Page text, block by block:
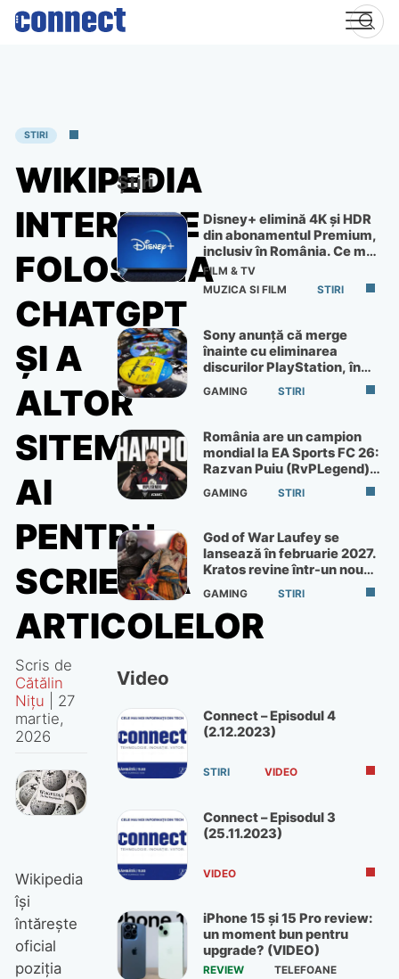
Skip
STIRI
WIKIPEDIA
INTERZICE
FOLOSIREA
CHATGPT
ȘI A
ALTOR
SITEME
AI
PENTRU
SCRIEREA
ARTICOLELOR
Scris de
Cătălin
Nițu
27
martie,
2026
Wikipedia
își
întărește
oficial
poziția
Știri
Disney+ elimină 4K și HDR
din abonamentul Premium,
inclusiv în România. Ce mai
primești de 60 lei pe lună
FILM & TV
MUZICA SI FILM
STIRI
Sony anunță că merge
înainte cu eliminarea
discurilor PlayStation, în
ciuda protestelor
GAMING STIRI
România are un campion
mondial la EA Sports FC 26:
Razvan Puiu (RvPLegend)
câștigă turneul de la Paris
GAMING STIRI
God of War Laufey se
lansează în februarie 2027.
Kratos revine într-un nou
God of War
GAMING STIRI
Video
Connect – Episodul 4
(2.12.2023)
STIRI VIDEO
Connect – Episodul 3
(25.11.2023)
VIDEO
iPhone 15 și 15 Pro review:
un moment bun pentru
upgrade? (VIDEO)
REVIEW
TELEFOANE